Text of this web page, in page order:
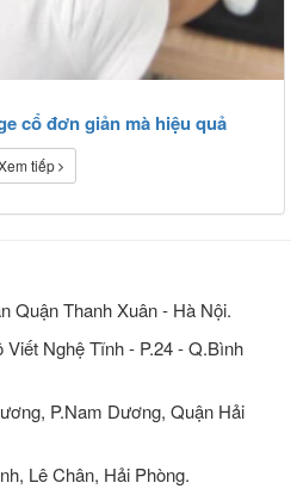
cổ đơn giản mà hiệu quả
tiếp
Quận Thanh Xuân - Hà Nội.
Viết Nghệ Tĩnh - P.24 - Q.Bình
P.Nam Dương, Quận Hải
Lê Chân, Hải Phòng.